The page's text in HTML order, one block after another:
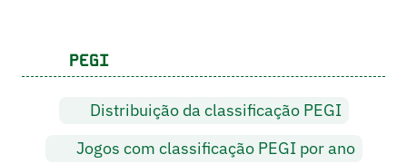
PEGI
Distribuição da classificação PEGI
Jogos com classificação PEGI por ano